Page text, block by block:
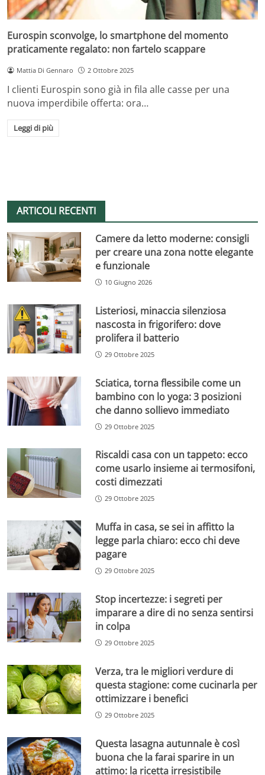
Eurospin sconvolge, lo smartphone del momento
praticamente regalato: non fartelo scappare
Mattia Di Gennaro 2 Ottobre 2025
I clienti Eurospin sono già in fila alle casse per una
nuova imperdibile offerta: ora…
Leggi di più
ARTICOLI RECENTI
Camere da letto moderne: consigli
per creare una zona notte elegante
e funzionale
10 Giugno 2026
Listeriosi, minaccia silenziosa
nascosta in frigorifero: dove
prolifera il batterio
29 Ottobre 2025
Sciatica, torna flessibile come un
bambino con lo yoga: 3 posizioni
che danno sollievo immediato
29 Ottobre 2025
Riscaldi casa con un tappeto: ecco
come usarlo insieme ai termosifoni,
costi dimezzati
29 Ottobre 2025
Muffa in casa, se sei in affitto la
legge parla chiaro: ecco chi deve
pagare
29 Ottobre 2025
Stop incertezze: i segreti per
imparare a dire di no senza sentirsi
in colpa
29 Ottobre 2025
Verza, tra le migliori verdure di
questa stagione: come cucinarla per
ottimizzare i benefici
29 Ottobre 2025
Questa lasagna autunnale è così
buona che la farai sparire in un
attimo: la ricetta irresistibile